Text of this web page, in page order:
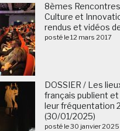
8èmes
Culture et
rendus et vidéos
posté le 12 mars 2017
DOSSIER / Les
français publient
leur fréquentation
(30/01/2025)
posté le 30 janvier 2025